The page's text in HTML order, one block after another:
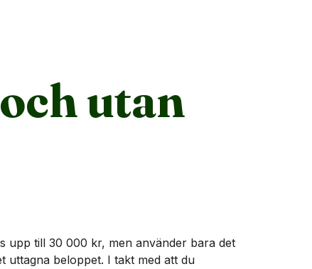
utan
upp till 30 000 kr, men använder bara det
uttagna beloppet. I takt med att du